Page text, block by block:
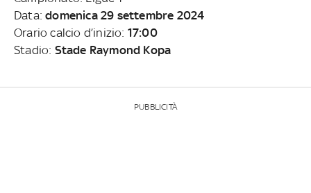
Data:domenica 29 settembre 2024
Orario calcio d’inizio: 17:00
Stadio: Stade Raymond Kopa
PUBBLICITÀ